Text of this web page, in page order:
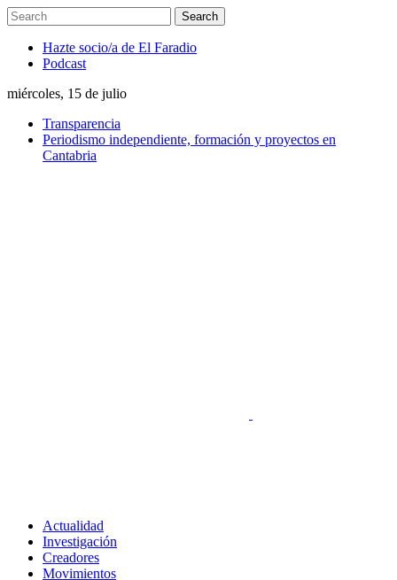
Hazte socio/a de El Faradio
Podcast
miércoles, 15 de julio
Transparencia
Periodismo independiente, formación y proyectos en
Cantabria
Actualidad
Investigación
Creadores
Movimientos